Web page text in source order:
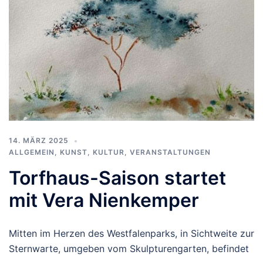
14. MÄRZ 2025
ALLGEMEIN , KUNST, KULTUR, VERANSTALTUNGEN
Torfhaus-Saison startet
mit Vera Nienkemper
Mitten im Herzen des Westfalenparks, in Sichtweite zur
Sternwarte, umgeben vom Skulpturengarten, befindet